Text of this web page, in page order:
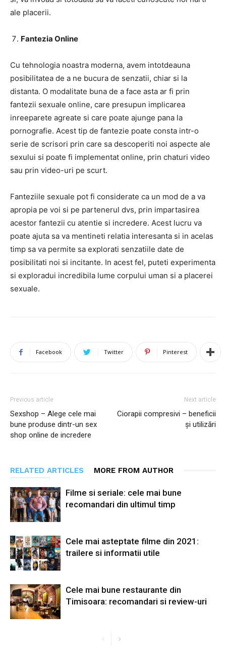
ale placerii.
Fantezia Online
Cu tehnologia noastra moderna, avem intotdeauna
posibilitatea de a ne bucura de senzatii, chiar si la
distanta. O modalitate buna de a face asta ar fi prin
fantezii sexuale online, care presupun implicarea
inreeparete agreate si care poate ajunge pana la
pornografie. Acest tip de fantezie poate consta intr-o
serie de scrisori prin care sa descoperiti noi aspecte ale
sexului si poate fi implementat online, prin chaturi video
sau prin video-uri pe scurt.
Fanteziile sexuale pot fi considerate ca un mod de a va
apropia pe voi si pe partenerul dvs, prin impartasirea
acestor fantezii cu atentie si incredere. Acest lucru va
poate ajuta sa va mentineti relatia interesanta si in acelas
timp sa va permite sa explorati senzatiile date de
posibilitati noi si incitante. In acest fel, puteti experimenta
si exploradui incredibila lume corpului uman si a placerei
sexuale.
Facebook Twitter Pinterest
Previous article
Sexshop – Alege cele mai
bune produse dintr-un sex
shop online de incredere
Next article
Ciorapii compresivi – beneficii
și utilizări
RELATED ARTICLES MORE FROM AUTHOR
Filme si seriale: cele mai bune
recomandari din ultimul timp
Cele mai asteptate filme din 2021:
trailere si informatii utile
Cele mai bune restaurante din
Timisoara: recomandari si review-uri